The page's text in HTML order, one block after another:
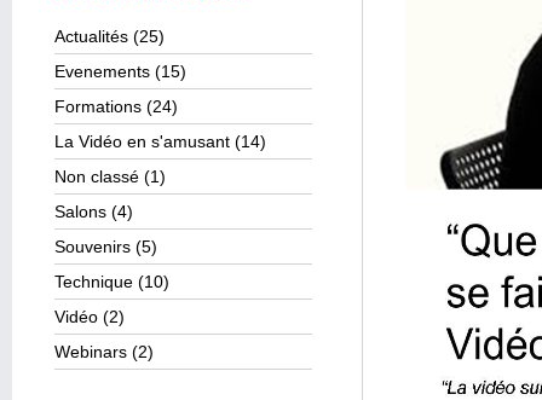
Actualités (25)
Evenements (15)
Formations (24)
La Vidéo en s'amusant (14)
Non classé (1)
Salons (4)
Souvenirs (5)
Technique (10)
Vidéo (2)
Webinars (2)